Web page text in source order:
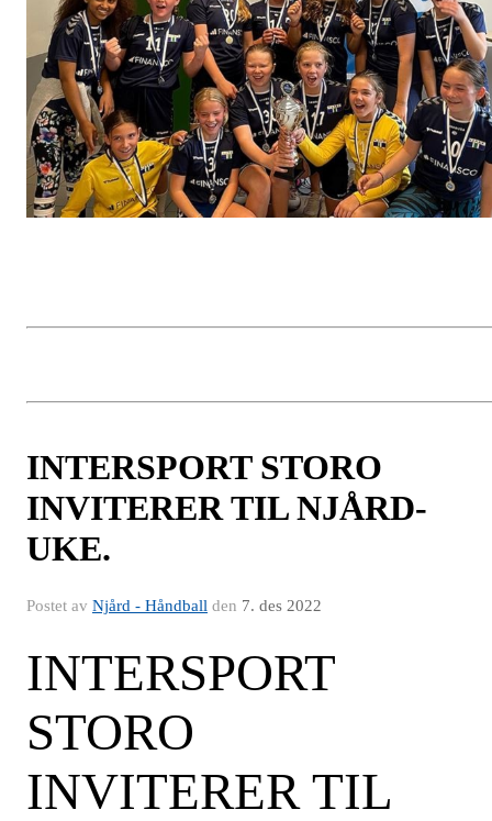
INTERSPORT STORO
INVITERER TIL NJÅRD-
UKE.
Postet av Njård - Håndball den 7. des 2022
INTERSPORT
STORO
INVITERER TIL